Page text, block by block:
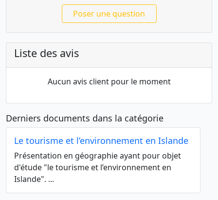
Poser une question
Liste des avis
Aucun avis client pour le moment
Derniers documents dans la catégorie
Le tourisme et l’environnement en Islande
Présentation en géographie ayant pour objet
d'étude "le tourisme et l’environnement en
Islande". ...